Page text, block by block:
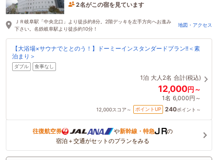
2名がこの宿を見ています
ＪＲ岐阜駅「中央北口」より徒歩約8分。2階デッキを左手方向へお進み
下さい。名鉄岐阜駅より徒歩約10分！
地図・アクセス
【大浴場×サウナでととのう！】ドーミーインスタンダードプラン!!＜素
泊まり＞
ダブル 食事なし
1泊 大人2名 合計(税込)
12,000円～
1名 6,000円～
12,000スコア～ ポイントUP 240ポイント～
往復航空券 や新幹線・特急
の
宿泊＋交通がセットのプランをみる